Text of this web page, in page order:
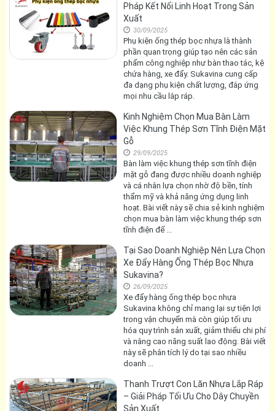
Pháp Kết Nối Linh Hoạt Trong Sản
Xuất
30/09/2025
Phụ kiện ống thép bọc nhựa là thành
phần quan trọng giúp tạo nên các sản
phẩm công nghiệp như bàn thao tác, kệ
chứa hàng, xe đẩy. Sukavina cung cấp
đa dạng phụ kiện chất lượng, đáp ứng
mọi nhu cầu lắp ráp.
Kinh Nghiệm Chọn Mua Bàn Làm
Việc Khung Thép Sơn Tĩnh Điện Mặt
Gỗ
29/09/2025
Bàn làm việc khung thép sơn tĩnh điện
mặt gỗ đang được nhiều doanh nghiệp
và cá nhân lựa chọn nhờ độ bền, tính
thẩm mỹ và khả năng ứng dụng linh
hoạt. Bài viết này sẽ chia sẻ kinh nghiệm
chọn mua bàn làm việc khung thép sơn
tĩnh điện để ...
Tại Sao Doanh Nghiệp Nên Lựa Chọn
Xe Đẩy Hàng Ống Thép Bọc Nhựa
Sukavina?
26/09/2025
Xe đẩy hàng ống thép bọc nhựa
Sukavina không chỉ mang lại sự tiện lợi
trong vận chuyển mà còn giúp tối ưu
hóa quy trình sản xuất, giảm thiểu chi phí
và nâng cao năng suất lao động. Bài viết
này sẽ phân tích lý do tại sao nhiều
doanh ...
Thanh Trượt Con Lăn Nhựa Lắp Ráp
– Giải Pháp Tối Ưu Cho Dây Chuyền
Sản Xuất